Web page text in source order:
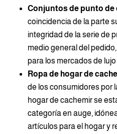
Conjuntos de punto de
coincidencia de la parte
integridad de la serie de
medio general del
para los mercados de
Ropa de hogar de
de los consumidores por
hogar de cachemir se
categoría en auge,
artículos para el hogar y